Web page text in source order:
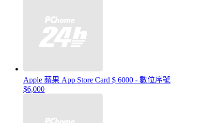
Apple 蘋果 App Store Card $ 6000 - 數位序號
$6,000